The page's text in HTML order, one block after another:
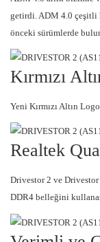
getirdi. ADM 4.0 çeşitli
önceki sürümlerde
Kırmızı
Yeni Kırmızı Altın
Realtek
Drivestor 2 ve Drivestor
DDR4 belleğini